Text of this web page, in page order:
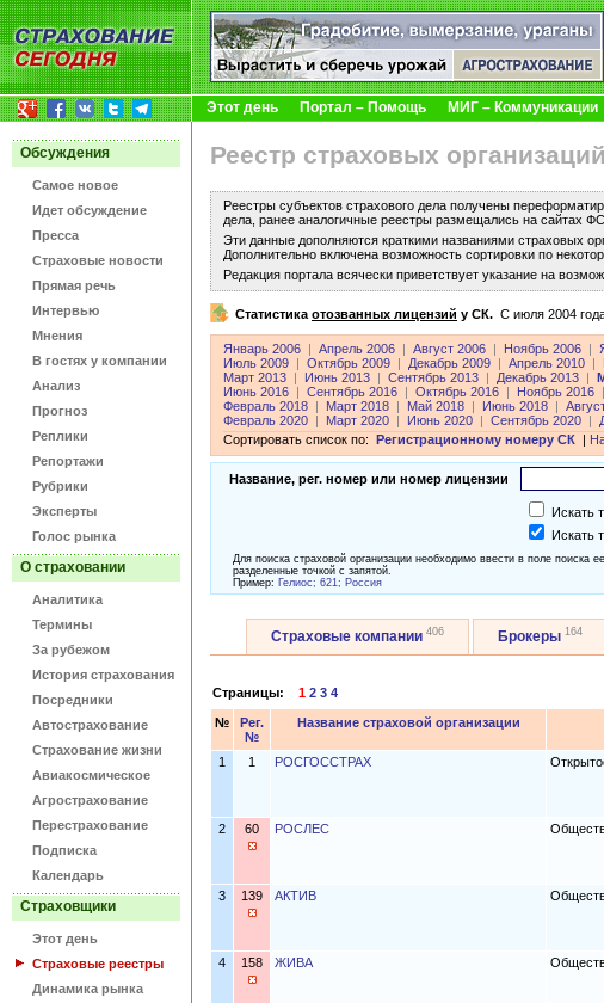
Этот день Портал – Помощь МИГ – Коммуникации
Обсуждения
Самое новое
Идет обсуждение
Пресса
Страховые новости
Прямая речь
Интервью
Мнения
В гостях у компании
Анализ
Прогноз
Реплики
Репортажи
Рубрики
Эксперты
Голос рынка
О страховании
Аналитика
Термины
За рубежом
История страхования
Посредники
Автострахование
Страхование жизни
Авиакосмическое
Агрострахование
Перестрахование
Подписка
Календарь
Страховщики
Этот день
Страховые реестры
Динамика рынка
Реестр страховых
Реестры субъектов страхового дела получены
дела, ранее аналогичные реестры размещались на сайтах
Эти данные дополняются краткими названиями страховых
Дополнительно включена возможность сортировки по
Редакция портала всячески приветствует указание на
Статистика отозванных лицензий у СК. C июля 2004
Январь 2006 Апрель 2006 Август 2006 Ноябрь 2006
Июль 2009
Октябрь 2009 Декабрь 2009 Апрель 2010
Март 2013
Июнь 2013 Сентябрь 2013 Декабрь 2013
Июнь 2016
Сентябрь 2016 Октябрь 2016 Ноябрь 2016
Февраль 2018
Март 2018 Май 2018 Июнь 2018
Февраль 2020
Март 2020 Июнь 2020 Сентябрь 2020
Сортировать список по:
Регистрационному номеру СК
Название, рег. номер или номер лицензии
Искать
Искать
Для поиска страховой организации необходимо ввести в поле
разделенные точкой с запятой.
Пример: Гелиос; 621; Россия
Страховые компании 406 Брокеры 164
Страницы: 1 2 3 4
№
Рег.
№
Название страховой организации
1 1 РОСГОССТРАХ
2 60 РОСЛЕС
3 139 АКТИВ
4 158 ЖИВА